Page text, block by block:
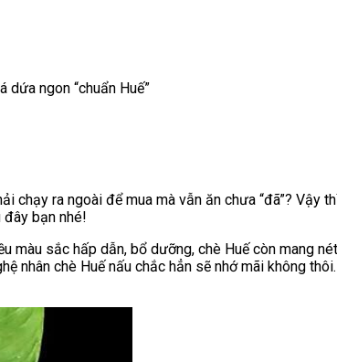
dứa ngon “chuẩn Huế”
chạy ra ngoài để mua mà vẫn ăn chưa “đã”? Vậy
đây bạn nhé!
màu sắc hấp dẫn, bổ dưỡng, chè Huế còn mang
nhân chè Huế nấu chắc hẳn sẽ nhớ mãi không